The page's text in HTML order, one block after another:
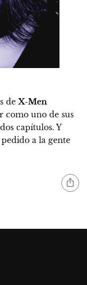
de X-Men
como uno de sus
capítulos. Y
a la gente